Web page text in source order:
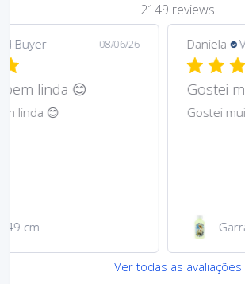
2149 reviews
26 Daniela Verified Buyer
Gostei muito bem lindos 😊
Gostei muito bem lindos 😊
Garrafa de água 100ml
Ver todas as avaliações